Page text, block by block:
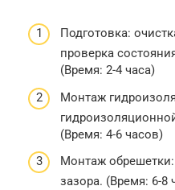
Подготовка:
проверка
(Время: 2-4 часа)
Монтаж
(Время: 4-6 часов)
Монтаж
зазора. (Время: 6-8